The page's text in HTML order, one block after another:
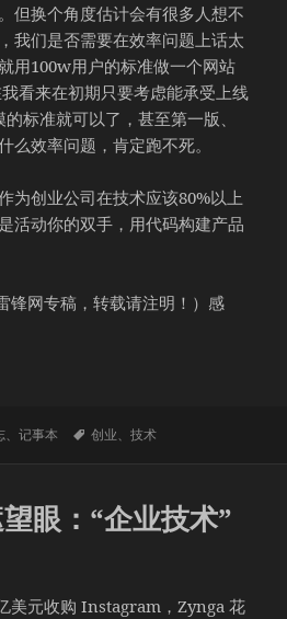
但换个角度估计会有很多人想不
我们是否需要在效率问题上话太
用100w用户的标准做一个网站
看来在初期只要考虑能承受上线
标准就可以了，甚至第一版、
么效率问题，肯定跑不死。
为创业公司在技术应该80%以上
活动你的双手，用代码构建产品
锋网专稿，转载请注明！）感
、记事本
标
创业、技术
眼：“企业技术”
美元收购 Instagram，Zynga 花